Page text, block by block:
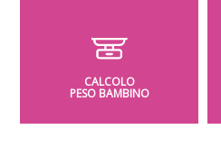
CALCOLO
PESO BAMBINO